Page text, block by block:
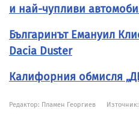
и най-чупливи
Българинът Емануил
Dacia Duster
Калифорния обмисля
Редактор: Пламен Георгиев Източник: